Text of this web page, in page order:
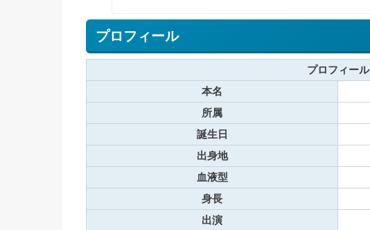
プロフィール
プロフィール
本名
所属
誕生日
出身地
血液型
身長
出演